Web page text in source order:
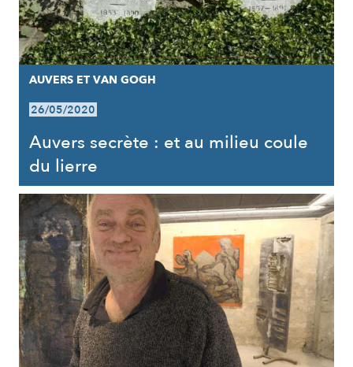
AUVERS ET VAN GOGH
26/05/2020
Auvers secrète : et au milieu coule
du lierre